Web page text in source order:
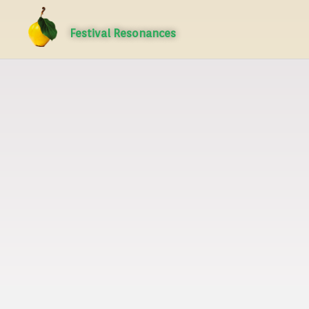
Festival Resonances